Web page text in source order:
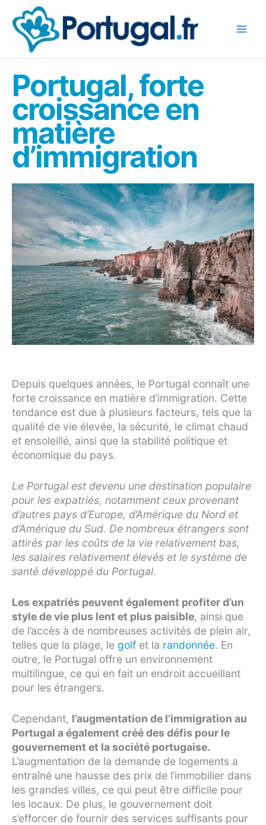
contenu
Portugal, forte
croissance en
matière
d’immigration
Depuis quelques années, le Portugal connaît une
forte croissance en matière d’immigration. Cette
tendance est due à plusieurs facteurs, tels que la
qualité de vie élevée, la sécurité, le climat chaud
et ensoleillé, ainsi que la stabilité politique et
économique du pays.
Le Portugal est devenu une destination populaire
pour les expatriés, notamment ceux provenant
d’autres pays d’Europe, d’Amérique du Nord et
d’Amérique du Sud. De nombreux étrangers sont
attirés par les coûts de la vie relativement bas,
les salaires relativement élevés et le système de
santé développé du Portugal.
Les expatriés peuvent également profiter d’un
style de vie plus lent et plus paisible, ainsi que
de l’accès à de nombreuses activités de plein air,
telles que la plage, le golf et la randonnée. En
outre, le Portugal offre un environnement
multilingue, ce qui en fait un endroit accueillant
pour les étrangers.
Cependant, l’augmentation de l’immigration au
Portugal a également créé des défis pour le
gouvernement et la société portugaise.
L’augmentation de la demande de logements a
entraîné une hausse des prix de l’immobilier dans
les grandes villes, ce qui peut être difficile pour
les locaux. De plus, le gouvernement doit
s’efforcer de fournir des services suffisants pour